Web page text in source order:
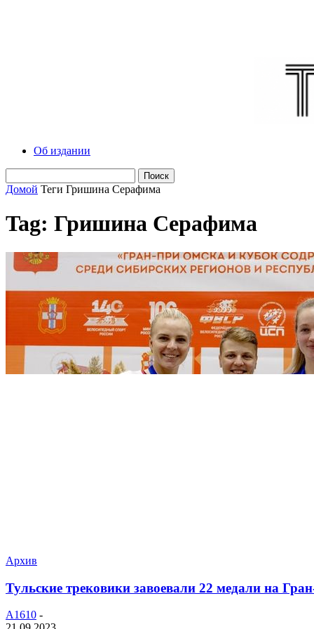
Об издании
Домой Теги Гришина Серафима
Tag: Гришина Серафима
Архив
Тульские трековики завоевали 22 медали на
A1610 -